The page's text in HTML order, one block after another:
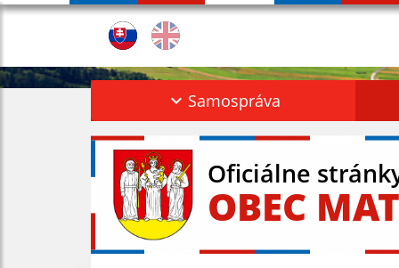
Samospráva
Oficiálne
OBEC